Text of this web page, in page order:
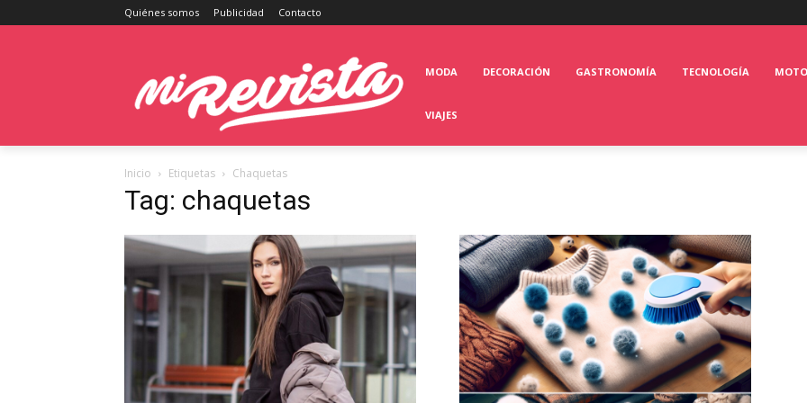
Quiénes somos Publicidad Contacto
MODA DECORACIÓN GASTRONOMÍA TECNOLOGÍA
VIAJES
Inicio Etiquetas Chaquetas
Tag: chaquetas